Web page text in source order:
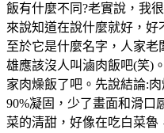
飯有什麼不同?老實說，我
來說知道在說什麼就好，好
至於它是什麼名字，人家
雄應該沒人叫滷肉飯吧(笑)
家肉燥飯了吧。先說結論:
90%凝固，少了畫面和滑口
菜的清甜，好像在吃白菜魯